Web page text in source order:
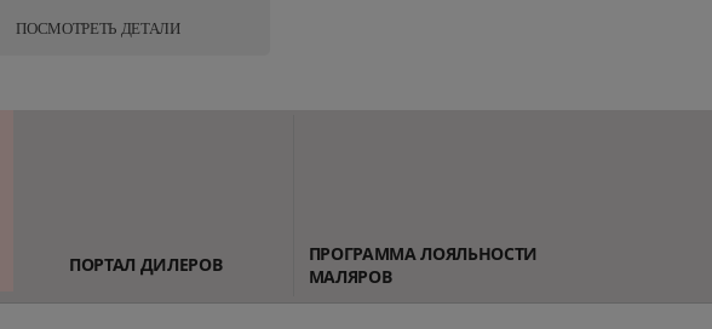
ПОСМОТРЕТЬ ДЕТАЛИ
ПОРТАЛ ДИЛЕРОВ
ПРОГРАММА ЛОЯЛЬНОСТИ
МАЛЯРОВ